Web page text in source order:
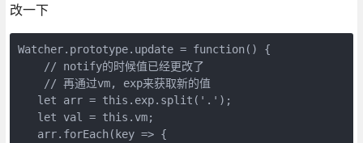
改一下
Watcher.prototype.update = function() {
    // notify的时候值已经更改了
    // 再通过vm, exp来获取新的值
   let arr = this.exp.split('.');
   let val = this.vm;
   arr.forEach(key => {